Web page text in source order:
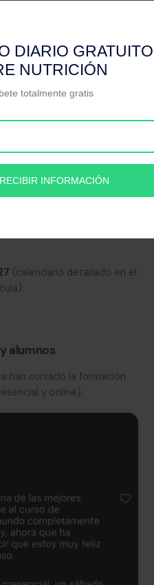
resolución de dudas
el módulo
(calendario detallado en el
alumnos
han cursado la formación
y online).